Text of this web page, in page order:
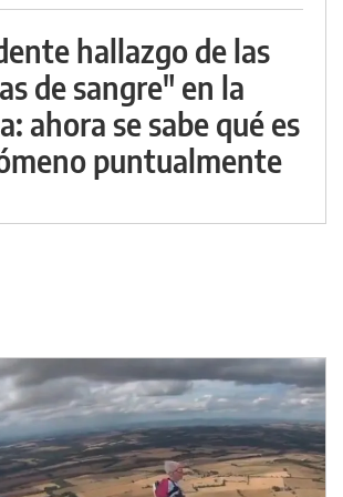
hallazgo de las
de sangre" en la
ahora se sabe qué es
puntualmente